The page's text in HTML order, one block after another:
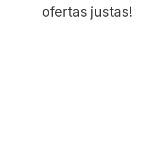
ofertas justas!